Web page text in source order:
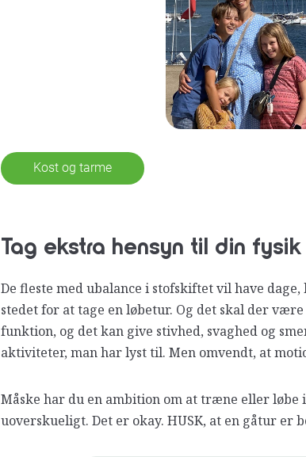
Kost og tarme
Tag ekstra hensyn til din fysik
De fleste med ubalance i stofskiftet vil have
stedet for at tage en løbetur. Og det skal der
funktion, og det kan give stivhed, svaghed og
aktiviteter, man har lyst til. Men omvendt, at
Måske har du en ambition om at træne eller
uoverskueligt. Det er okay. HUSK, at en gåtur